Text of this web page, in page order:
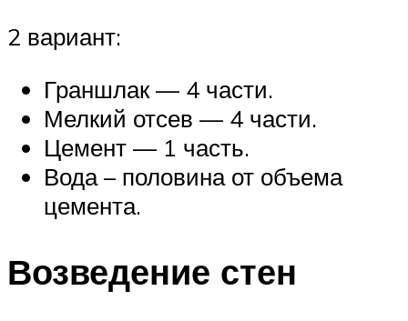
2 вариант:
Граншлак — 4 части.
Мелкий отсев — 4 части.
Цемент — 1 часть.
Вода – половина от объема
цемента.
Возведение стен